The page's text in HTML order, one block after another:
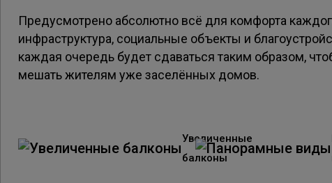
Предусмотрено абсолютно всё для комфорта
инфраструктура, социальные объекты и
каждая очередь будет сдаваться таким образом,
мешать жителям уже заселённых домов.
Увеличенные
балконы